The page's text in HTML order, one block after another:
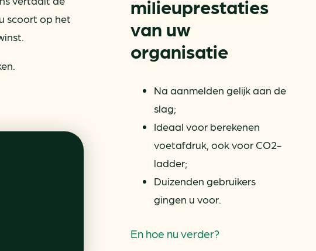
scoort op het
milieuprestaties
van uw
organisatie
Na aanmelden gelijk aan de
slag;
Ideaal voor berekenen
voetafdruk, ook voor CO2-
ladder;
Duizenden gebruikers
gingen u voor.
En hoe nu verder?